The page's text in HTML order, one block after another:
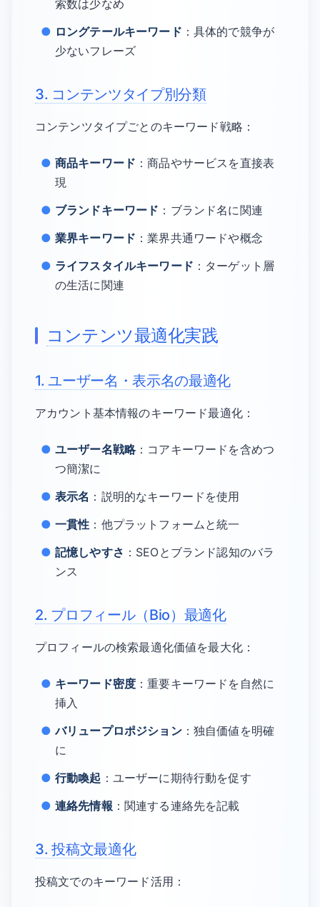
索数は少なめ
ロングテールキーワード ：具体的で競争が
少ないフレーズ
3. コンテンツタイプ別分類
コンテンツタイプごとのキーワード戦略：
商品キーワード ：商品やサービスを直接表
現
ブランドキーワード ：ブランド名に関連
業界キーワード ：業界共通ワードや概念
ライフスタイルキーワード ：ターゲット層
の生活に関連
コンテンツ最適化実践
1. ユーザー名・表示名の最適化
アカウント基本情報のキーワード最適化：
ユーザー名戦略：コアキーワードを含めつ
つ簡潔に
表示名 ：説明的なキーワードを使用
一貫性 ：他プラットフォームと統一
記憶しやすさ ：SEOとブランド認知のバラ
ンス
2. プロフィール（Bio）最適化
プロフィールの検索最適化価値を最大化：
キーワード密度 ：重要キーワードを自然に
挿入
バリュープロポジション：独自価値を明確
に
行動喚起 ：ユーザーに期待行動を促す
連絡先情報 ：関連する連絡先を記載
3. 投稿文最適化
投稿文でのキーワード活用：